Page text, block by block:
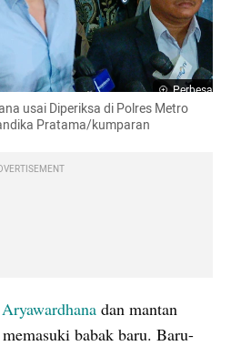
Perbesar
usai Diperiksa di Polres Metro
Pratama/kumparan
dan mantan
babak baru. Baru-